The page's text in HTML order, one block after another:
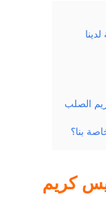
الصلب
بنا؟
كريم